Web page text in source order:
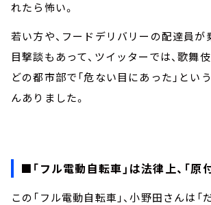
れたら怖い。
若い方や、フードデリバリーの配達員が
目撃談もあって、ツイッターでは、歌舞
どの都市部で「危ない目にあった」とい
んありました。
■「フル電動自転車」は法律上、「原
この「フル電動自転車」、小野田さんは